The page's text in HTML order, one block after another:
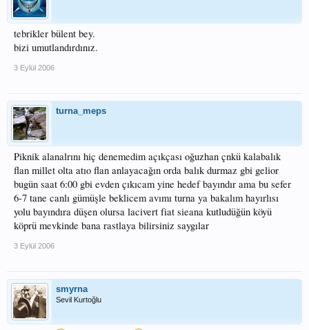
tebrikler bülent bey.
bizi umutlandırdınız.
3 Eylül 2006
turna_meps
Piknik alanalrını hiç denemedim açıkçası oğuzhan çnkü kalabalık
flan millet olta atıo flan anlayacağın orda balık durmaz gbi gelior
bugün saat 6:00 gbi evden çıkıcam yine hedef bayındır ama bu sefer
6-7 tane canlı gümüşle beklicem avımı turna ya bakalım hayırlısı
yolu bayındıra düşen olursa lacivert fiat sieana kutludüğün köyü
köprü mevkinde bana rastlaya bilirsiniz saygılar
3 Eylül 2006
smyrna
Sevil Kurtoğlu